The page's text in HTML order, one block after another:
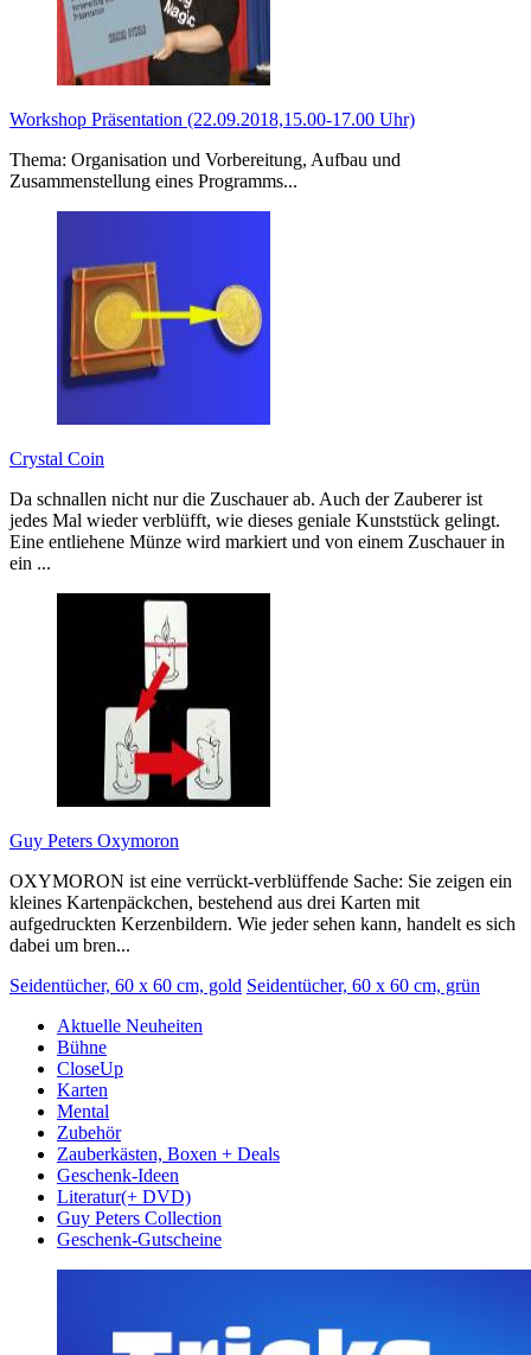
Workshop Präsentation (22.09.2018,15.00-17.00 Uhr)
Thema: Organisation und Vorbereitung, Aufbau und
Zusammenstellung eines Programms...
Crystal Coin
Da schnallen nicht nur die Zuschauer ab. Auch der Zauberer ist
jedes Mal wieder verblüfft, wie dieses geniale Kunststück gelingt.
Eine entliehene Münze wird markiert und von einem Zuschauer in
ein ...
Guy Peters Oxymoron
OXYMORON ist eine verrückt-verblüffende Sache: Sie zeigen ein
kleines Kartenpäckchen, bestehend aus drei Karten mit
aufgedruckten Kerzenbildern. Wie jeder sehen kann, handelt es sich
dabei um bren...
Seidentücher, 60 x 60 cm, gold Seidentücher, 60 x 60 cm, grün
Aktuelle Neuheiten
Bühne
CloseUp
Karten
Mental
Zubehör
Zauberkästen, Boxen + Deals
Geschenk-Ideen
Literatur(+ DVD)
Guy Peters Collection
Geschenk-Gutscheine